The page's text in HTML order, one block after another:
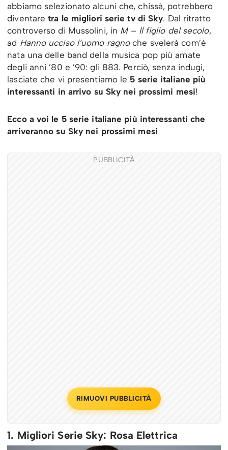
abbiamo selezionato alcuni che, chissà, potrebbero
diventare tra le migliori serie tv di Sky. Dal ritratto
controverso di Mussolini, in M – Il figlio del secolo,
ad Hanno ucciso l’uomo ragnoche svelerà com’è
nata una delle band della musica pop più amate
degli anni ’80 e ’90: gli 883. Perciò, senza indugi,
lasciate che vi presentiamo le 5 serie italiane più
interessanti in arrivo su Sky nei prossimi mesi!
Ecco a voi le 5 serie italiane più interessanti che
arriveranno su Sky nei prossimi mesi
PUBBLICITÀ
RIMUOVI PUBBLICITÀ
1. Migliori Serie Sky: Rosa Elettrica